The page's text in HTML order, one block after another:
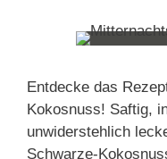
Entdecke das
Kokosnuss! Saftig,
unwiderstehlich
Schwarze-